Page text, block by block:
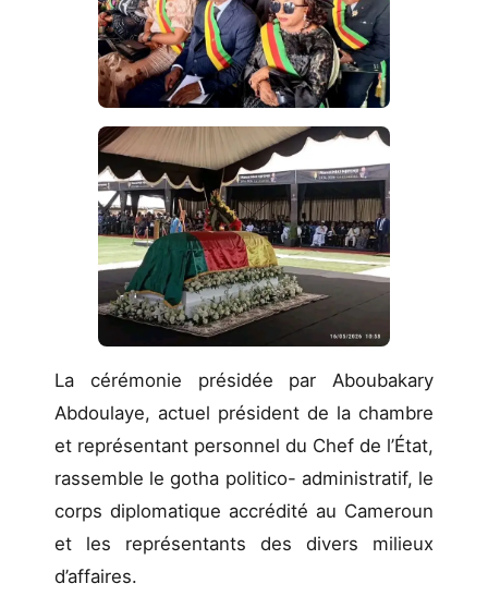
La cérémonie présidée par Aboubakary
Abdoulaye, actuel président de la chambre
et représentant personnel du Chef de l’État,
rassemble le gotha politico- administratif, le
corps diplomatique accrédité au Cameroun
et les représentants des divers milieux
d’affaires.